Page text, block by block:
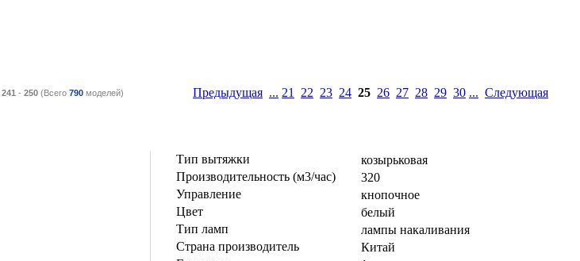
241 - 250(Всего 790моделей) Предыдущая ... 21 22 23 24 25 26 27 28 29 30 ... Следующая
Тип вытяжки
козырьковая
Производительность (м3/час)
320
Управление
кнопочное
Цвет
белый
Тип ламп
лампы накаливания
Страна производитель
Китай